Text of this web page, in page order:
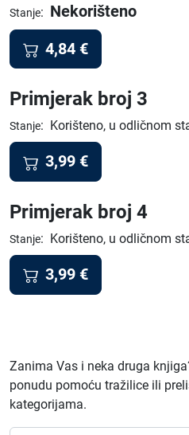
Stanje: Nekorišteno
4,84 €
Primjerak broj 3
Stanje: Korišteno, u odličnom
3,99 €
Primjerak broj 4
Stanje: Korišteno, u odličnom
3,99 €
Zanima Vas i neka druga
ponudu pomoću tražilice ili
kategorijama.